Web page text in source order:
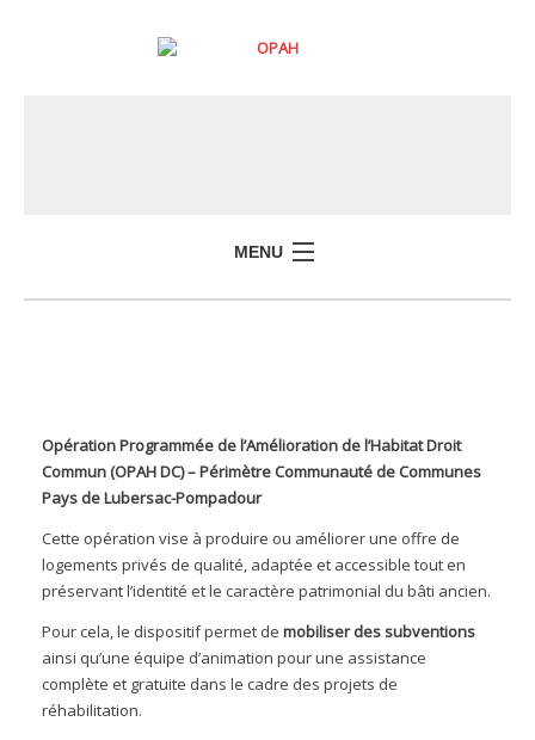
MENU
Opération Programmée de l’Amélioration de l’Habitat Droit
Commun (OPAH DC) – Périmètre Communauté de Communes
Pays de Lubersac-Pompadour
Cette opération vise à produire ou améliorer une offre de
logements privés de qualité, adaptée et accessible tout en
préservant l’identité et le caractère patrimonial du bâti ancien.
Pour cela, le dispositif permet de mobiliser des subventions
ainsi qu’une équipe d’animation pour une assistance
complète et gratuite dans le cadre des projets de
réhabilitation.